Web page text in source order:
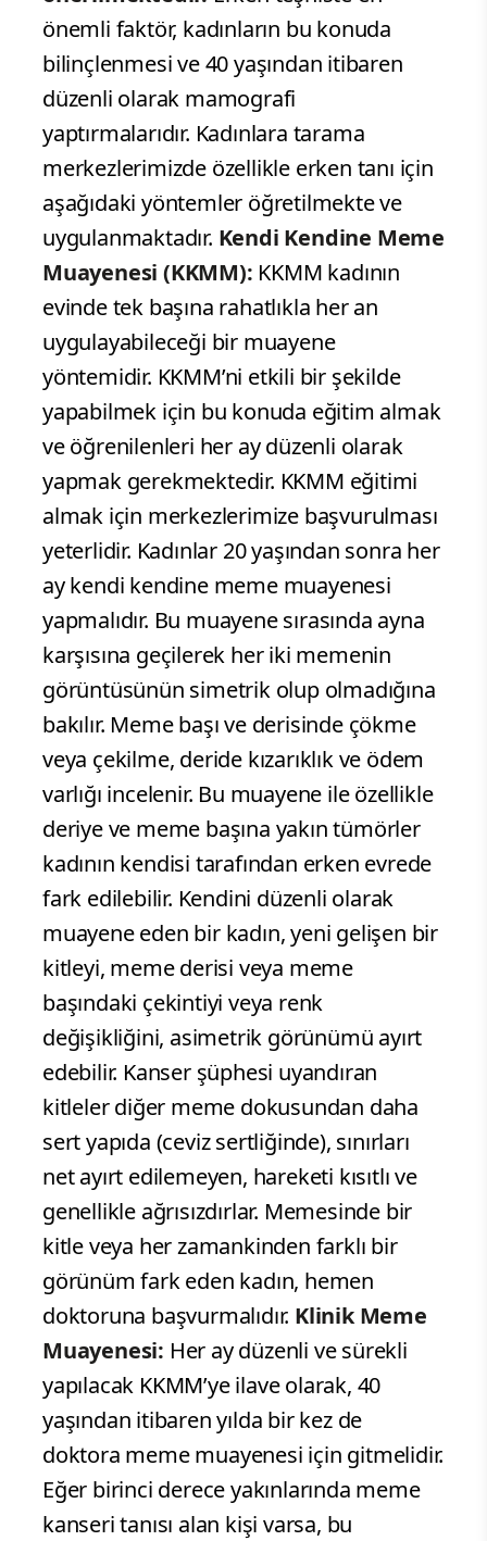
önemli faktör, kadınların bu konuda
bilinçlenmesi ve 40 yaşından itibaren
düzenli olarak mamografi
yaptırmalarıdır. Kadınlara tarama
merkezlerimizde özellikle erken tanı için
aşağıdaki yöntemler öğretilmekte ve
uygulanmaktadır. Kendi Kendine Meme
Muayenesi (KKMM): KKMM kadının
evinde tek başına rahatlıkla her an
uygulayabileceği bir muayene
yöntemidir. KKMM’ni etkili bir şekilde
yapabilmek için bu konuda eğitim almak
ve öğrenilenleri her ay düzenli olarak
yapmak gerekmektedir. KKMM eğitimi
almak için merkezlerimize başvurulması
yeterlidir. Kadınlar 20 yaşından sonra her
ay kendi kendine meme muayenesi
yapmalıdır. Bu muayene sırasında ayna
karşısına geçilerek her iki memenin
görüntüsünün simetrik olup olmadığına
bakılır. Meme başı ve derisinde çökme
veya çekilme, deride kızarıklık ve ödem
varlığı incelenir. Bu muayene ile özellikle
deriye ve meme başına yakın tümörler
kadının kendisi tarafından erken evrede
fark edilebilir. Kendini düzenli olarak
muayene eden bir kadın, yeni gelişen bir
kitleyi, meme derisi veya meme
başındaki çekintiyi veya renk
değişikliğini, asimetrik görünümü ayırt
edebilir. Kanser şüphesi uyandıran
kitleler diğer meme dokusundan daha
sert yapıda (ceviz sertliğinde), sınırları
net ayırt edilemeyen, hareketi kısıtlı ve
genellikle ağrısızdırlar. Memesinde bir
kitle veya her zamankinden farklı bir
görünüm fark eden kadın, hemen
doktoruna başvurmalıdır. Klinik Meme
Muayenesi: Her ay düzenli ve sürekli
yapılacak KKMM’ye ilave olarak, 40
yaşından itibaren yılda bir kez de
doktora meme muayenesi için gitmelidir.
Eğer birinci derece yakınlarında meme
kanseri tanısı alan kişi varsa, bu